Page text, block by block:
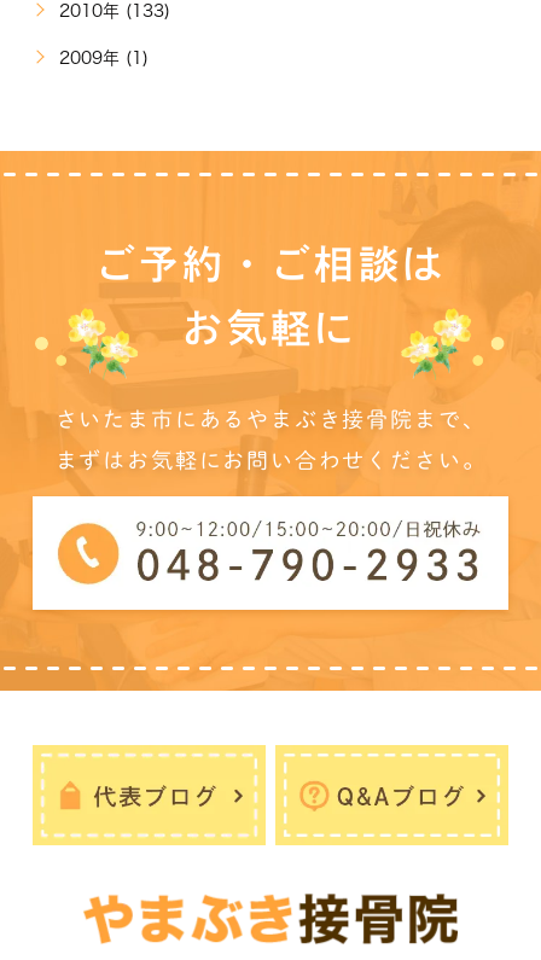
2010年 (133)
2009年 (1)
ご予約・ご相談は
お気軽に
さいたま市にあるやまぶき接骨院まで、
まずはお気軽にお問い合わせください。